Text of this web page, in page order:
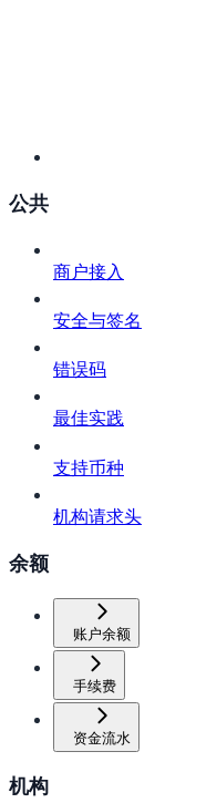
公共
商户接入
安全与签名
错误码
最佳实践
支持币种
机构请求头
余额
账户余额
手续费
资金流水
机构